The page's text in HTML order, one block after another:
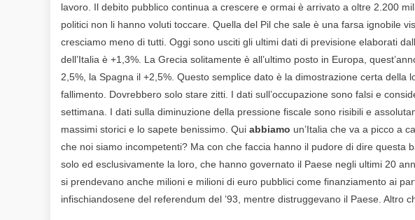
lavoro. Il debito pubblico continua a crescere e ormai è arrivato a oltre 2.200
politici non li hanno voluti toccare. Quella del Pil che sale è una farsa ignobile
cresciamo meno di tutti. Oggi sono usciti gli ultimi dati di previsione elaborati
dell’Italia è +1,3%. La Grecia solitamente è all’ultimo posto in Europa,
2,5%, la Spagna il +2,5%. Questo semplice dato è la dimostrazione certa della
fallimento. Dovrebbero solo stare zitti. I dati sull’occupazione sono falsi e
settimana. I dati sulla diminuzione della pressione fiscale sono risibili e
massimi storici e lo sapete benissimo. Qui abbiamo un’Italia che va a picco a
che noi siamo incompetenti? Ma con che faccia hanno il pudore di dire questa
solo ed esclusivamente la loro, che hanno governato il Paese negli ultimi 20
si prendevano anche milioni e milioni di euro pubblici come finanziamento ai
infischiandosene del referendum del ’93, mentre distruggevano il Paese. Altro